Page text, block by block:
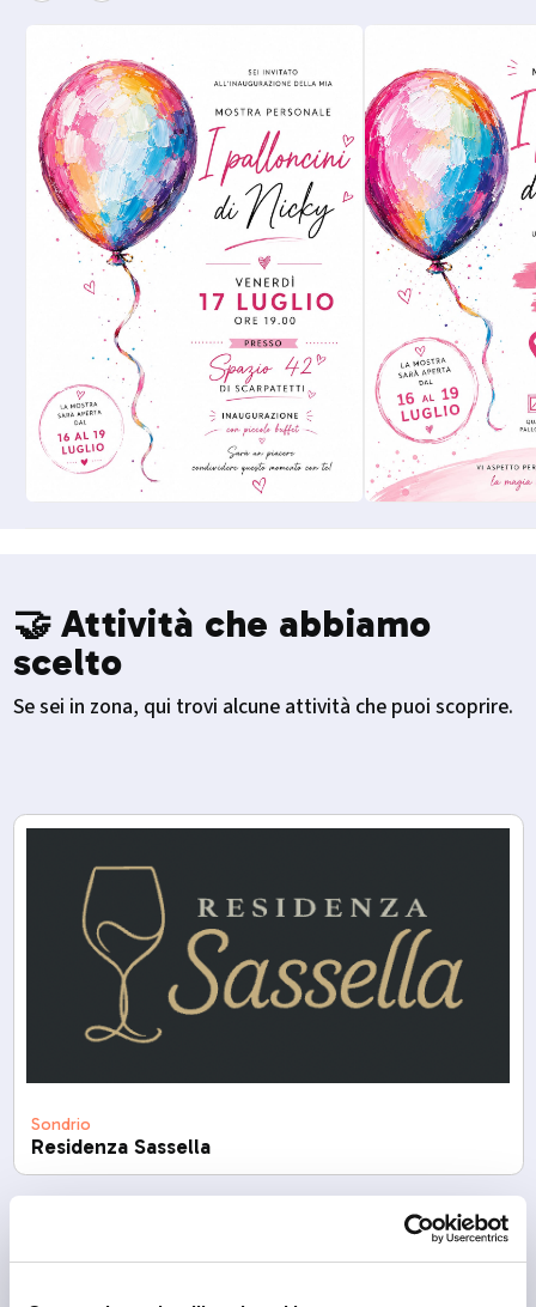
🤝 Attività che abbiamo
scelto
Se sei in zona, qui trovi alcune attività che puoi scoprire.
Sondrio
Residenza Sassella